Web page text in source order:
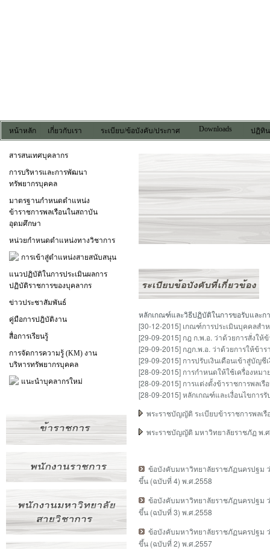
หน้าหลัก เกี่ยวกับเรา ระเบียบ/ข้อบังคับ/ประกาศ Downloads ปฏิทิน
สารสนเทศบุคลากร
การบริหารและการพัฒนา
ทรัพยากรบุคคล
มาตรฐานกำหนดตำแหน่ง
ข้าราชการพลเรือนในสถาบัน
อุดมศึกษา
หน่วยกำหนดตำแหน่งทางวิชาการ
การเข้าสู่ตำแหน่งสายสนับสนุน
แนวปฏิบัติในการประเมินผลการ
ปฏิบัติราชการของบุคลากร
ข่าวประชาสัมพันธ์
คู่มือการปฎิบัติงาน
สื่อการเรียนรู้
การจัดการความรู้ (KM) งาน
บริหารทรัพยากรบุคคล
แนะนำบุคลากรใหม่
หลักเกณฑ์และวิธีปฏิบัติในการขอรับและก
[30-12-2015] เกณฑ์การประเมินบุคคลสำ
[29-09-2015] กฎ ก.พ.อ. ว่าด้วยการสั่งใ
[29-09-2015] กฎก.พ.อ. ว่าด้วยการให้ข้า
[29-09-2015] การปรับเงินเดือนเข้าสู่บัญ
[28-09-2015] การกำหนดให้ใช้เครื่องห
[28-09-2015] การแต่งตั้งข้าราชการพล
[28-09-2015] หลักเกณฑ์และเงื่อนไขการ
พระราชบัญญัติ ระเบียบข้าราชการพลเ
พระราชบัญญัติ มหาวิทยาลัยราชภัฏ พ.
ข้อบังคับมหาวิทยาลัยราชภัฏนครปฐม
ขึ้น (ฉบับที่ 4) พ.ศ.2558
ข้อบังคับมหาวิทยาลัยราชภัฏนครปฐม
ขึ้น (ฉบับที่ 3) พ.ศ.2558
ข้อบังคับมหาวิทยาลัยราชภัฏนครปฐม
ขึ้น (ฉบับที่ 2) พ.ศ.2557